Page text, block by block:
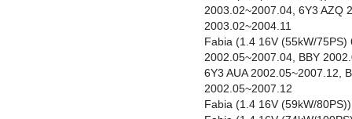
2003.02~2007.04, 6Y3 AZQ
2003.02~2004.11
Fabia (1.4 16V (55kW/75PS)
2002.05~2007.04, BBY
6Y3 AUA 2002.05~2007.12,
2002.05~2007.12
Fabia (1.4 16V (59kW/